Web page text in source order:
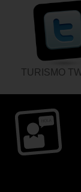
TURISMO